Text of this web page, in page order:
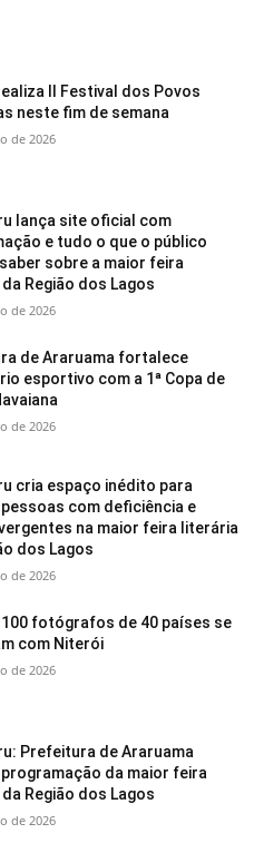
II Festival dos Povos
neste fim de semana
de 2026
lança site oficial com
e tudo o que o público
sobre a maior feira
Região dos Lagos
de 2026
de Araruama fortalece
esportivo com a 1ª Copa de
de 2026
cria espaço inédito para
com deficiência e
na maior feira literária
dos Lagos
de 2026
100 fotógrafos de 40 países se
com Niterói
de 2026
Prefeitura de Araruama
programação da maior feira
Região dos Lagos
de 2026